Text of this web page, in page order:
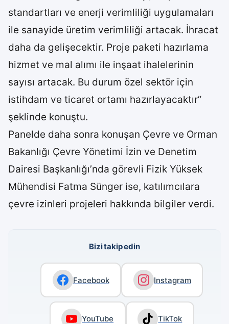
standartları ve enerji verimliliği uygulamaları
ile sanayide üretim verimliliği artacak. İhracat
daha da gelişecektir. Proje paketi hazırlama
hizmet ve mal alımı ile inşaat ihalelerinin
sayısı artacak. Bu durum özel sektör için
istihdam ve ticaret ortamı hazırlayacaktır”
şeklinde konuştu.
Panelde daha sonra konuşan Çevre ve Orman
Bakanlığı Çevre Yönetimi İzin ve Denetim
Dairesi Başkanlığı’nda görevli Fizik Yüksek
Mühendisi Fatma Sünger ise, katılımcılara
çevre izinleri projeleri hakkında bilgiler verdi.
Bizi takip edin
Facebook Instagram
YouTube TikTok